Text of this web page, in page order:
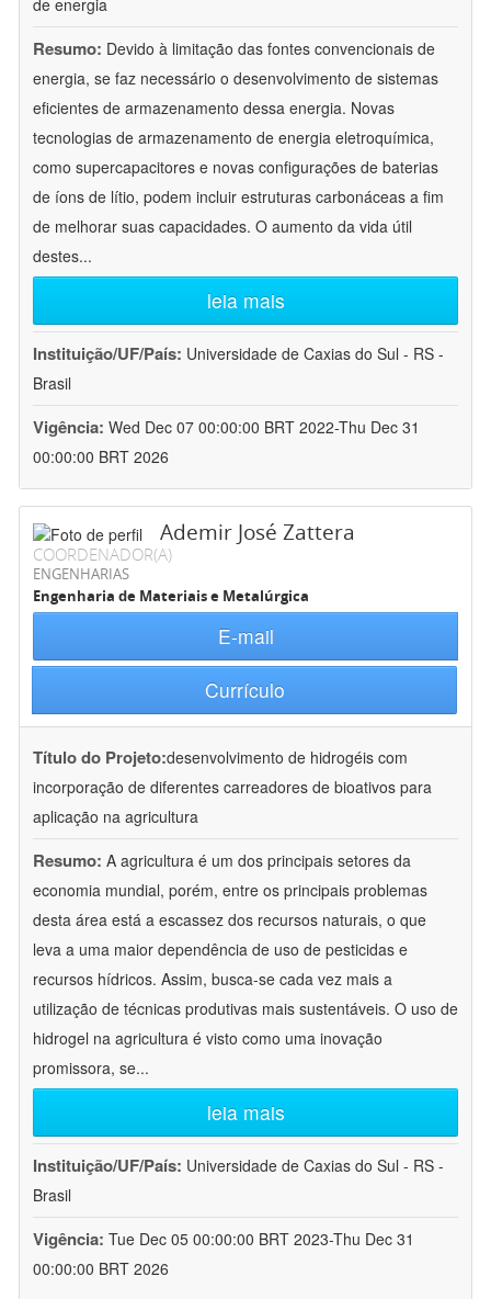
de energia
Resumo: Devido à limitação das fontes convencionais de
energia, se faz necessário o desenvolvimento de sistemas
eficientes de armazenamento dessa energia. Novas
tecnologias de armazenamento de energia eletroquímica,
como supercapacitores e novas configurações de baterias
de íons de lítio, podem incluir estruturas carbonáceas a fim
de melhorar suas capacidades. O aumento da vida útil
destes...
leia mais
Instituição/UF/País: Universidade de Caxias do Sul - RS -
Brasil
Vigência: Wed Dec 07 00:00:00 BRT 2022-Thu Dec 31
00:00:00 BRT 2026
Ademir José Zattera
COORDENADOR(A)
ENGENHARIAS
Engenharia de Materiais e Metalúrgica
E-mail
Currículo
Título do Projeto:desenvolvimento de hidrogéis com
incorporação de diferentes carreadores de bioativos para
aplicação na agricultura
Resumo: A agricultura é um dos principais setores da
economia mundial, porém, entre os principais problemas
desta área está a escassez dos recursos naturais, o que
leva a uma maior dependência de uso de pesticidas e
recursos hídricos. Assim, busca-se cada vez mais a
utilização de técnicas produtivas mais sustentáveis. O uso de
hidrogel na agricultura é visto como uma inovação
promissora, se...
leia mais
Instituição/UF/País: Universidade de Caxias do Sul - RS -
Brasil
Vigência: Tue Dec 05 00:00:00 BRT 2023-Thu Dec 31
00:00:00 BRT 2026